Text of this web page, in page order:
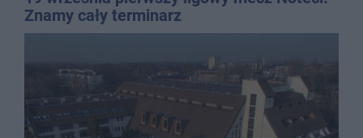
Znamy cały terminarz